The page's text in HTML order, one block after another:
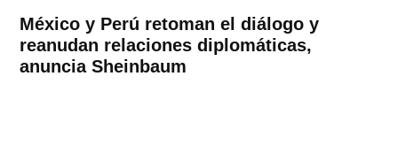
México y Perú retoman el diálogo y
reanudan relaciones diplomáticas,
anuncia Sheinbaum